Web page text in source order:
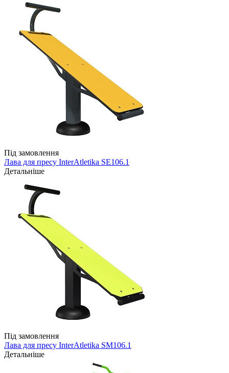
Під замовлення
Лава для пресу InterAtletika SE106.1
Детальніше
Під замовлення
Лава для пресу InterAtletika SM106.1
Детальніше